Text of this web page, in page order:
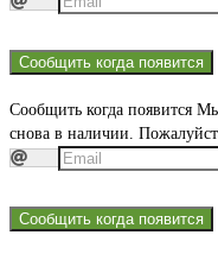
Сообщить когда появится
Сообщить когда появится Мы
снова в наличии.
Сообщить когда появится